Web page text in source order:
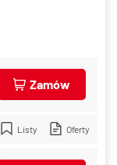
Zamów
Listy Oferty